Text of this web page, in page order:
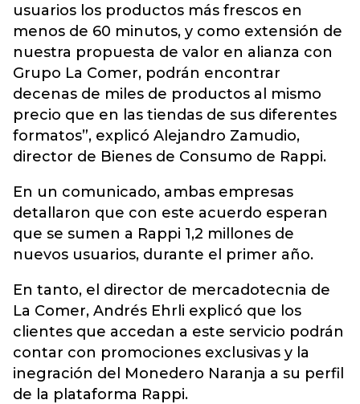
usuarios los productos más frescos en
menos de 60 minutos, y como extensión de
nuestra propuesta de valor en alianza con
Grupo La Comer, podrán encontrar
decenas de miles de productos al mismo
precio que en las tiendas de sus diferentes
formatos”, explicó Alejandro Zamudio,
director de Bienes de Consumo de Rappi.
En un comunicado, ambas empresas
detallaron que con este acuerdo esperan
que se sumen a Rappi 1,2 millones de
nuevos usuarios, durante el primer año.
En tanto, el director de mercadotecnia de
La Comer, Andrés Ehrli explicó que los
clientes que accedan a este servicio podrán
contar con promociones exclusivas y la
inegración del Monedero Naranja a su perfil
de la plataforma Rappi.